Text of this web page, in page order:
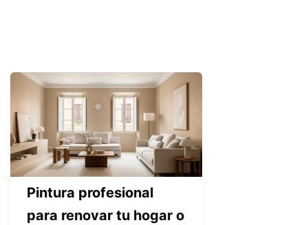
Pintura profesional
para renovar tu hogar o